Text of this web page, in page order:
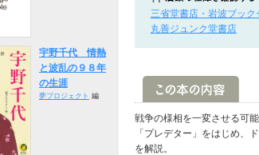
三省堂書店・岩波ブック
丸善ジュンク堂書店
戦争の様相を一変させる可
「プレデター」をはじめ、
を解説。
宇野千代 情熱
と波乱の９８年
の生涯
夢プロジェクト 編